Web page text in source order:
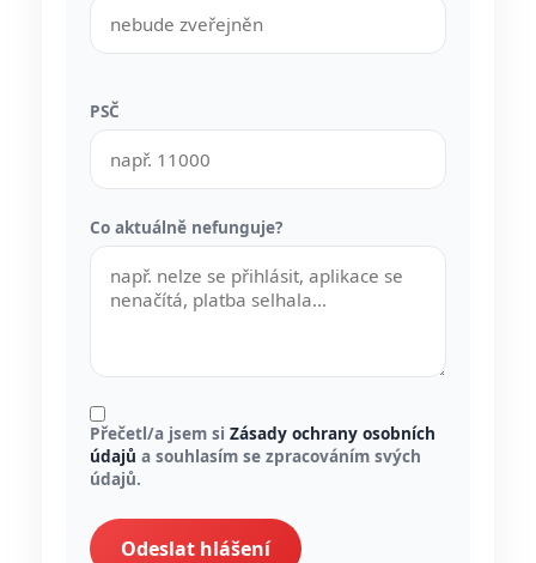
PSČ
Co aktuálně nefunguje?
Přečetl/a jsem si Zásady ochrany osobních
údajů a souhlasím se zpracováním svých
údajů.
Odeslat hlášení